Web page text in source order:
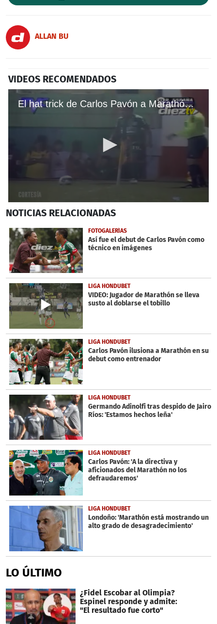
ALLAN BU
VIDEOS RECOMENDADOS
El hat trick de Carlos Pavón a Marathón en un clásico sampedrano
seconds
1
minute,
3
seconds
NOTICIAS RELACIONADAS
FOTOGALERÍAS
Así fue el debut de Carlos Pavón como
técnico en imágenes
LIGA HONDUBET
VIDEO: Jugador de Marathón se lleva
susto al doblarse el tobillo
LIGA HONDUBET
Carlos Pavón ilusiona a Marathón en su
debut como entrenador
LIGA HONDUBET
Germando Adinolfi tras despido de Jairo
Ríos: 'Estamos hechos leña'
LIGA HONDUBET
Carlos Pavón: 'A la directiva y
aficionados del Marathón no los
defraudaremos'
LIGA HONDUBET
Londoño: 'Marathón está mostrando un
alto grado de desagradecimiento'
LO ÚLTIMO
¿Fidel Escobar al Olimpia?
Espinel responde y admite:
"El resultado fue corto"